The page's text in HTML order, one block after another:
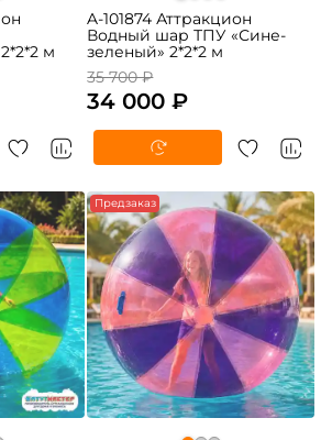
м
A-101874 Аттракцион
Водный шар ТПУ «Сине-
зеленый» 2*2*2 м
35 700 ₽
34 000 ₽
-5% Предзаказ